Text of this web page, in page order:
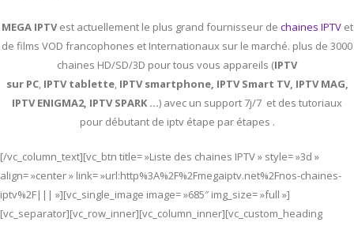
MEGA IPTVest actuellement le plus grand fournisseur de chaines IPTVet
de films VOD francophones et Internationaux sur le marché. plus de 3000
chaines HD/SD/3D pour tous vous appareils (IPTV
sur PC, IPTVtablette, IPTVsmartphone, IPTV Smart TV, IPTV MAG,
IPTV ENIGMA2, IPTV SPARK …) avec un support 7j/7 et des tutoriaux
pour débutant de iptv étape par étapes .
[/vc_column_text][vc_btn title= »Liste des chaines IPTV » style= »3d »
align= »center » link= »url:http%3A%2F%2Fmegaiptv.net%2Fnos-chaines-
iptv%2F||| »][vc_single_image image= »685″ img_size= »full »]
[vc_separator][vc_row_inner][vc_column_inner][vc_custom_heading